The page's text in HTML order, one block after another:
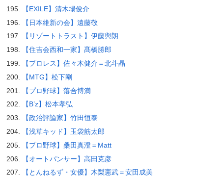
【EXILE】清木場俊介
【日本維新の会】遠藤敬
【リゾートトラスト】伊藤與朗
【住吉会西和一家】髙橋勝郎
【プロレス】佐々木健介＝北斗晶
【MTG】松下剛
【プロ野球】落合博満
【B’z】松本孝弘
【政治評論家】竹田恒泰
【浅草キッド】玉袋筋太郎
【プロ野球】桑田真澄＝Matt
【オートパンサー】高田克彦
【とんねるず・女優】木梨憲武＝安田成美